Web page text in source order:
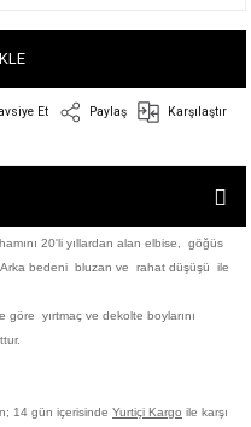
Et Paylaş Karşılaştır
20'li yıllardan alan elbise, göğüs
bedeni bluzan ve rahat düşüşü ile
göre yırtmaç ve dekolte boylarını
14 gün içerisinde Yurtiçi Kargo ile karşı